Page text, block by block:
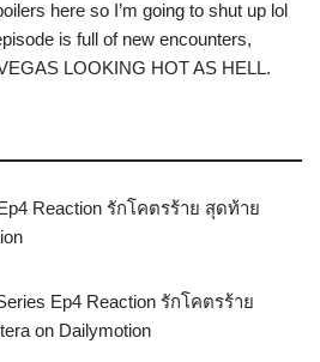
here so I’m going to shut up lol
is full of new encounters,
LOOKING HOT AS HELL.
Reaction รักโคตรร้าย สุดท้าย
Ep4 Reaction รักโคตรร้าย
on Dailymotion